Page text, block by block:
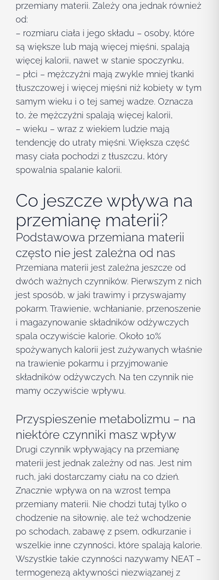
przemiany materii. Zależy ona jednak również
od:
– rozmiaru ciała i jego składu – osoby, które
są większe lub mają więcej mięśni, spalają
więcej kalorii, nawet w stanie spoczynku,
– płci – mężczyźni mają zwykle mniej tkanki
tłuszczowej i więcej mięśni niż kobiety w tym
samym wieku i o tej samej wadze. Oznacza
to, że mężczyźni spalają więcej kalorii,
– wieku – wraz z wiekiem ludzie mają
tendencję do utraty mięśni. Większa część
masy ciała pochodzi z tłuszczu, który
spowalnia spalanie kalorii.
Co jeszcze wpływa na
przemianę materii?
Podstawowa przemiana materii
często nie jest zależna od nas
Przemiana materii jest zależna jeszcze od
dwóch ważnych czynników. Pierwszym z nich
jest sposób, w jaki trawimy i przyswajamy
pokarm. Trawienie, wchłanianie, przenoszenie
i magazynowanie składników odżywczych
spala oczywiście kalorie. Około 10%
spożywanych kalorii jest zużywanych właśnie
na trawienie pokarmu i przyjmowanie
składników odżywczych. Na ten czynnik nie
mamy oczywiście wpływu.
Przyspieszenie metabolizmu – na
niektóre czynniki masz wpływ
Drugi czynnik wpływający na przemianę
materii jest jednak zależny od nas. Jest nim
ruch, jaki dostarczamy ciału na co dzień.
Znacznie wpływa on na wzrost tempa
przemiany materii. Nie chodzi tutaj tylko o
chodzenie na siłownię, ale też wchodzenie
po schodach, zabawę z psem, odkurzanie i
wszelkie inne czynności, które spalają kalorie.
Wszystkie takie czynności nazywamy NEAT –
termogenezą aktywności niezwiązanej z